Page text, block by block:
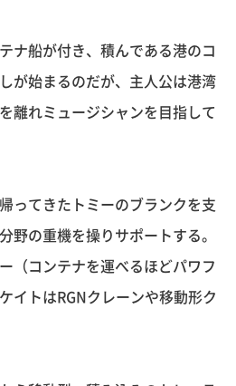
ナ船が付き、積んである港のコ
が始まるのだが、主人公は港湾
離れミュージシャンを目指して
ってきたトミーのブランクを支
野の重機を操りサポートする。
（コンテナを運べるほどパワフ
イトはRGNクレーンや移動形ク